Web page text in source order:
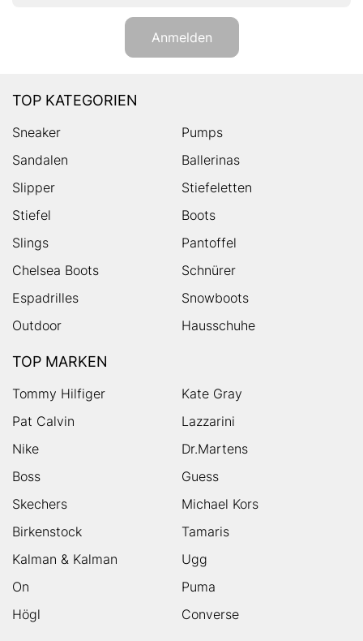
Anmelden
TOP KATEGORIEN
Sneaker
Pumps
Sandalen
Ballerinas
Slipper
Stiefeletten
Stiefel
Boots
Slings
Pantoffel
Chelsea Boots
Schnürer
Espadrilles
Snowboots
Outdoor
Hausschuhe
TOP MARKEN
Tommy Hilfiger
Kate Gray
Pat Calvin
Lazzarini
Nike
Dr.Martens
Boss
Guess
Skechers
Michael Kors
Birkenstock
Tamaris
Kalman & Kalman
Ugg
On
Puma
Högl
Converse